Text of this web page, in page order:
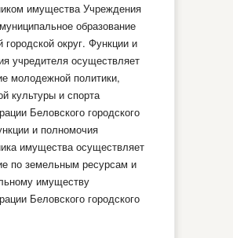
имущества Учреждения
образование
городской округ. Функции и
учредителя осуществляет
молодежной политики,
культуры и спорта
Беловского городского
и полномочия
имущества осуществляет
по земельным ресурсам и
имуществу
Беловского городского